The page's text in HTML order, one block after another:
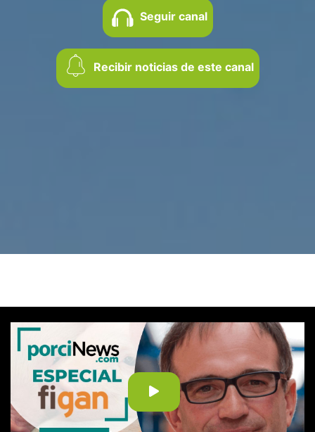
Seguir canal
Recibir noticias de este canal